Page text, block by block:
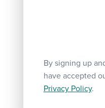
By signing up
have accepted
Privacy Policy.